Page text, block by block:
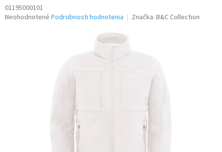
01195000101
Priemerné
Neohodnotené Podrobnosti hodnotenia Značka: B&C Collection